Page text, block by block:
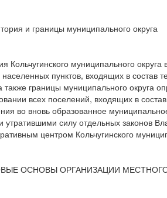
и границы муниципального округа
Кольчугинского муниципального
пунктов, входящих в состав
также границы муниципального округа
всех поселений, входящих в
во вновь образованное
утратившими силу отдельных законов
центром Кольчугинского
ОСНОВЫ ОРГАНИЗАЦИИ